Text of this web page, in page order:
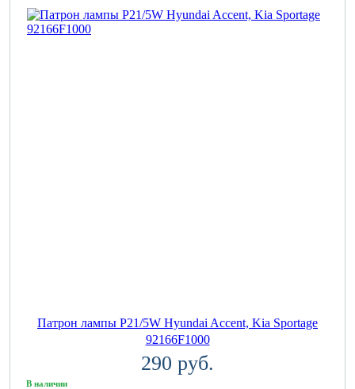
Патрон лампы P21/5W Hyundai Accent, Kia Sportage
92166F1000
290 руб.
В наличии